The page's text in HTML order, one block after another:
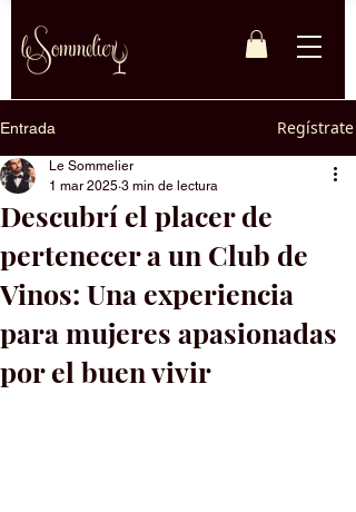
Entrada Regístrate
Descubrí el placer de
pertenecer a un Club de
Vinos: Una experiencia
para mujeres apasionadas
por el buen vivir
Le Sommelier
1 mar 2025 3 min de lectura